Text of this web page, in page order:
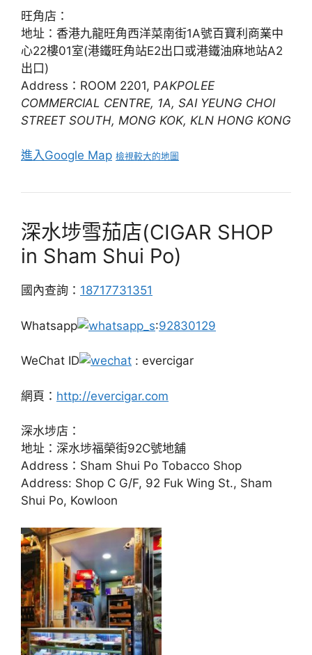
旺角店：
地址：香港九龍旺角西洋菜南街1A號百寶利商業中
心22樓01室(港鐵旺角站E2出口或港鐵油麻地站A2
出口)
Address：ROOM 2201, PAKPOLEE
COMMERCIAL CENTRE, 1A, SAI YEUNG CHOI
STREET SOUTH, MONG KOK, KLN HONG KONG
進入Google Map 檢視較大的地圖
深水埗雪茄店(CIGAR SHOP
in Sham Shui Po)
國內查詢： 18717731351
Whatsapp :92830129
WeChat ID : evercigar
網頁： http://evercigar.com
深水埗店：
地址：深水埗福榮街92C號地舖
Address：Sham Shui Po Tobacco Shop
Address: Shop C G/F, 92 Fuk Wing St., Sham
Shui Po, Kowloon